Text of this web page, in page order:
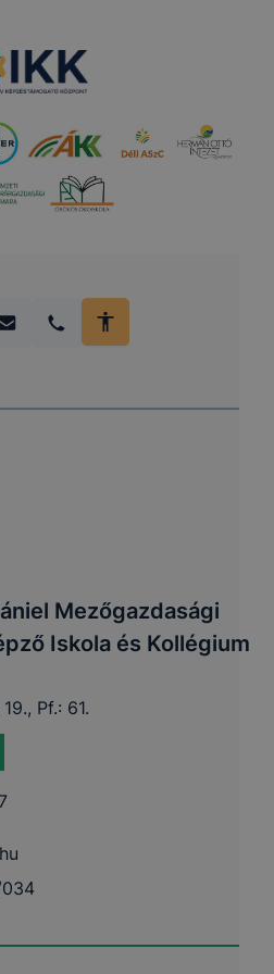
Mezőgazdasági
Iskola és Kollégium
Pf.: 61.